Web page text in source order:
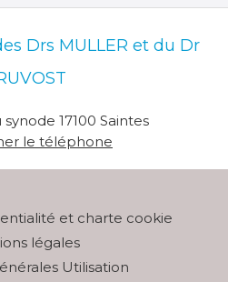
Drs MULLER et du Dr
synode 17100 Saintes
le téléphone
et charte cookie
légales
Utilisation